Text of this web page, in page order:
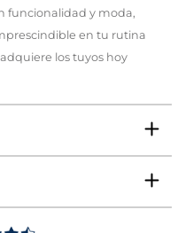
funcionalidad y moda,
en tu rutina
los tuyos hoy